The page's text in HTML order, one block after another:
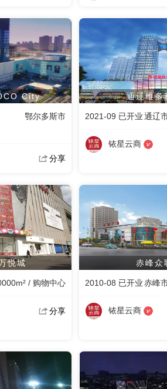
City
鄂尔多斯市
分享
通辽维多
2021-09 已开业通辽
铱星云商
悦城
/ 购物中心
分享
赤峰众
2010-08 已开业赤峰
铱星云商